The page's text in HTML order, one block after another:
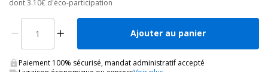
dont 3.10€ d'éco-participation
Ajouter au panier
Paiement 100% sécurisé, mandat administratif accepté